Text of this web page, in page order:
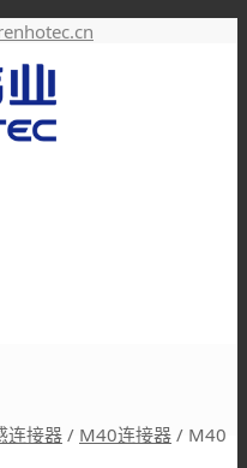
连接器 / M40连接器 / M40